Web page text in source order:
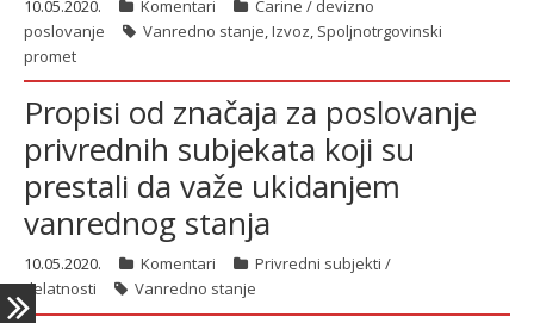
10.05.2020. Komentari
Carine / devizno
poslovanje
Vanredno stanje,Izvoz, Spoljnotrgovinski
promet
Propisi od značaja za poslovanje
privrednih subjekata koji su
prestali da važe ukidanjem
vanrednog stanja
10.05.2020. Komentari
Privredni subjekti /
delatnosti
Vanredno stanje